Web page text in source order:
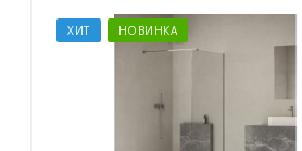
ХИТ НОВИНКА